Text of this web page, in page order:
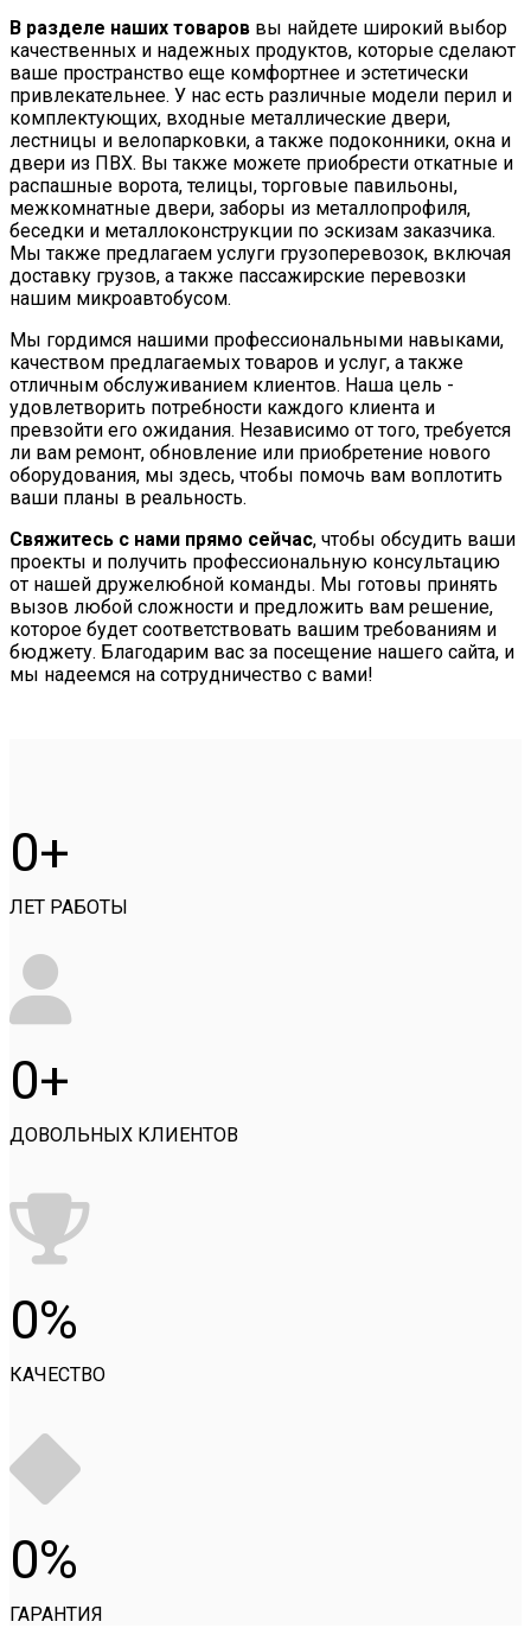
В разделе наших товаров вы найдете широкий выбор
качественных и надежных продуктов, которые сделают
ваше пространство еще комфортнее и эстетически
привлекательнее. У нас есть различные модели перил и
комплектующих, входные металлические двери,
лестницы и велопарковки, а также подоконники, окна и
двери из ПВХ. Вы также можете приобрести откатные и
распашные ворота, телицы, торговые павильоны,
межкомнатные двери, заборы из металлопрофиля,
беседки и металлоконструкции по эскизам заказчика.
Мы также предлагаем услуги грузоперевозок, включая
доставку грузов, а также пассажирские перевозки
нашим микроавтобусом.
Мы гордимся нашими профессиональными навыками,
качеством предлагаемых товаров и услуг, а также
отличным обслуживанием клиентов. Наша цель -
удовлетворить потребности каждого клиента и
превзойти его ожидания. Независимо от того, требуется
ли вам ремонт, обновление или приобретение нового
оборудования, мы здесь, чтобы помочь вам воплотить
ваши планы в реальность.
Свяжитесь с нами прямо сейчас, чтобы обсудить ваши
проекты и получить профессиональную консультацию
от нашей дружелюбной команды. Мы готовы принять
вызов любой сложности и предложить вам решение,
которое будет соответствовать вашим требованиям и
бюджету. Благодарим вас за посещение нашего сайта, и
мы надеемся на сотрудничество с вами!
0
ЛЕТ РАБОТЫ
0
ДОВОЛЬНЫХ КЛИЕНТОВ
0
КАЧЕСТВО
0
ГАРАНТИЯ